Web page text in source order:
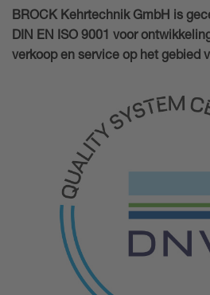
BROCK Kehrtechnik GmbH is
DIN EN ISO 9001 voor
verkoop en service op het gebied